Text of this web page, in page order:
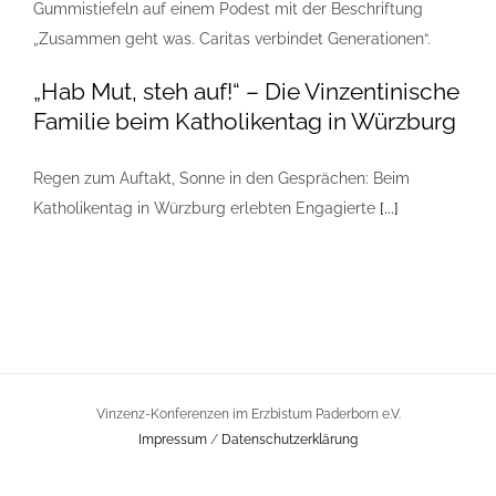
„Hab Mut, steh auf!“ – Die Vinzentinische
Familie beim Katholikentag in Würzburg
Regen zum Auftakt, Sonne in den Gesprächen: Beim
Katholikentag in Würzburg erlebten Engagierte [...]
Vinzenz-Konferenzen im Erzbistum Paderborn e.V.
Impressum / Datenschutzerklärung